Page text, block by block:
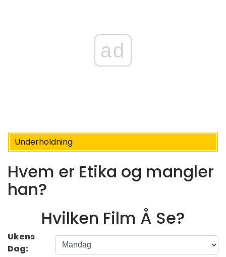
ad
Underholdning
Hvem er Etika og mangler
han?
Hvilken Film Å Se?
Ukens
Dag: